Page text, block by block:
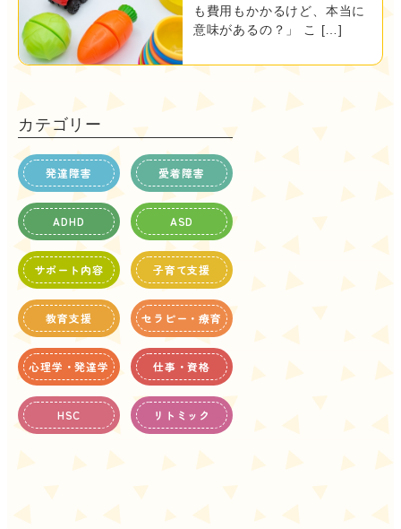
も費用もかかるけど、本当に
意味があるの？」 こ […]
カテゴリー
発達障害 愛着障害
ADHD ASD
サポート内容 子育て支援
教育支援 セラピー・療育
心理学・発達学 仕事・資格
HSC リトミック